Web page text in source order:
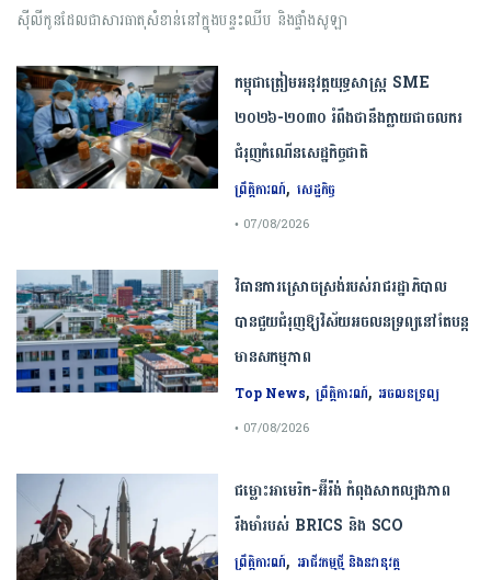
ស៊ីលីកូនដែលជាសារធាតុសំខាន់នៅក្នុងបន្ទះឈីប និងផ្ទាំងសូឡា
កម្ពុជា​ត្រៀមអនុវត្ត​យុទ្ធសាស្ត្រ​ ​SME​ ​
២០២៦​-​២០៣០​ រំពឹងថានឹងក្លាយ​ជា​ចលករ​
ជំរុញ​កំណើន​សេដ្ឋកិច្ច​ជាតិ​
ព្រឹត្តិការណ៍, សេដ្ឋកិច្ច
• 07/08/2026
វិធានការស្រោចស្រង់របស់រាជរដ្ឋាភិបាល​
បាន​ជួយ​ជំរុញឱ្យវិស័យ​អចលនទ្រព្យនៅតែបន្ត​
មានសកម្មភាព
Top News,ព្រឹត្តិការណ៍, អចលនទ្រព្យ
• 07/08/2026
ជម្លោះ​អាមេរិក​-​អ៊ីរ៉ង់​ ​កំពុង​សាកល្បង​ភាព​
រឹងមាំ​របស់​ ​BRICS​ ​និង​ ​SCO​
ព្រឹត្តិការណ៍, អាជីវកម្មថ្មី និងនវានុវត្ត